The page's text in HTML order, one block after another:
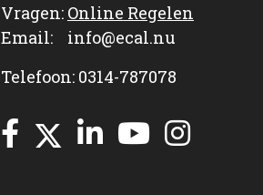
Vragen: Online Regelen
Email: info@ecal.nu
Telefoon: 0314-787078